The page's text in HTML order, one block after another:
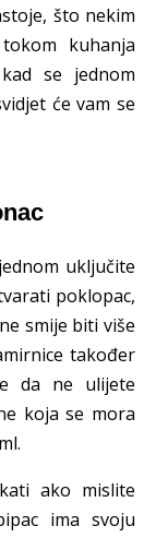
što nekim
kuhanja
se jednom
će vam se
uključite
poklopac,
smije biti više
također
da ne ulijete
koja se mora
ako mislite
ima svoju